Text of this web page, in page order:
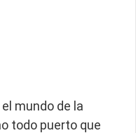
mundo de la
todo puerto que